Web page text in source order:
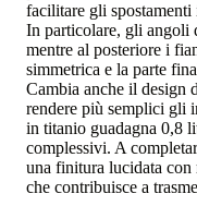
facilitare gli
In particolare, gli angoli
mentre al posteriore i
simmetrica e la parte
Cambia anche il design
rendere più semplici gli
in titanio guadagna 0,8
complessivi. A
una finitura lucidata con
che contribuisce a